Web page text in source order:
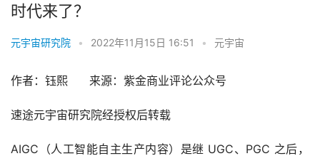
时代来了？
元宇宙研究院 • 2022年11月15日 16:51 • 元宇宙
作者：钰熙      来源：紫金商业评论公众号
速途元宇宙研究院经授权后转载
AIGC（人工智能自主生产内容）是继 UGC、PGC 之后，